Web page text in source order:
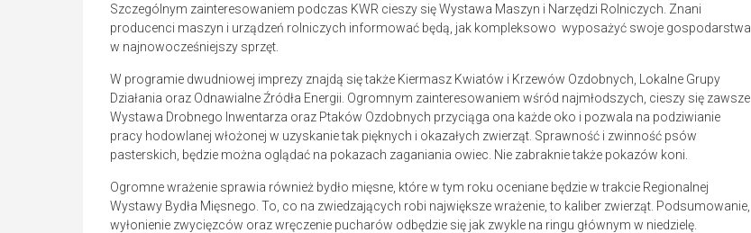
Szczególnym zainteresowaniem podczas KWR cieszy się Wystawa Maszyn i Narzędzi Rolniczych. Znani
producenci maszyn i urządzeń rolniczych informować będą, jak kompleksowo wyposażyć swoje gospodarstwa
w najnowocześniejszy sprzęt.
W programie dwudniowej imprezy znajdą się także Kiermasz Kwiatów i Krzewów Ozdobnych, Lokalne Grupy
Działania oraz Odnawialne Źródła Energii. Ogromnym zainteresowaniem wśród najmłodszych, cieszy się zawsze
Wystawa Drobnego Inwentarza oraz Ptaków Ozdobnych przyciąga ona każde oko i pozwala na podziwianie
pracy hodowlanej włożonej w uzyskanie tak pięknych i okazałych zwierząt. Sprawność i zwinność psów
pasterskich, będzie można oglądać na pokazach zaganiania owiec. Nie zabraknie także pokazów koni.
Ogromne wrażenie sprawia również bydło mięsne, które w tym roku oceniane będzie w trakcie Regionalnej
Wystawy Bydła Mięsnego. To, co na zwiedzających robi największe wrażenie, to kaliber zwierząt. Podsumowanie,
wyłonienie zwycięzców oraz wręczenie pucharów odbędzie się jak zwykle na ringu głównym w niedzielę.